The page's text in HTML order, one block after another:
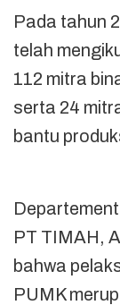
Pada tahun
telah
112 mitra
serta 24
bantu
PT TIMAH,
bahwa
PUMK